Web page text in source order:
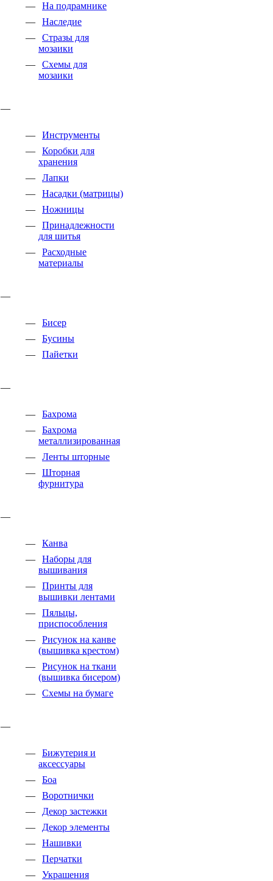
На подрамнике
Наследие
Стразы для
мозаики
Схемы для
мозаики
Инструменты
Коробки для
хранения
Лапки
Насадки (матрицы)
Ножницы
Принадлежности
для шитья
Расходные
материалы
Бисер
Бусины
Пайетки
Бахрома
Бахрома
металлизированная
Ленты шторные
Шторная
фурнитура
Канва
Наборы для
вышивания
Принты для
вышивки лентами
Пяльцы,
приспособления
Рисунок на канве
(вышивка крестом)
Рисунок на ткани
(вышивка бисером)
Схемы на бумаге
Бижутерия и
аксессуары
Боа
Воротнички
Декор застежки
Декор элементы
Нашивки
Перчатки
Украшения